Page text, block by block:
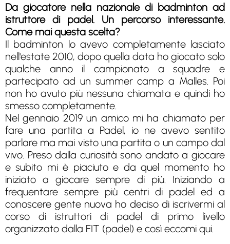
Da giocatore nella nazionale di badminton ad
istruttore di padel. Un percorso interessante.
Come mai questa scelta?
Il badminton lo avevo completamente lasciato
nell'estate 2010, dopo quella data ho giocato solo
qualche anno il campionato a squadre e
partecipato ad un summer camp a Malles. Poi
non ho avuto più nessuna chiamata e quindi ho
smesso completamente.
Nel gennaio 2019 un amico mi ha chiamato per
fare una partita a Padel, io ne avevo sentito
parlare ma mai visto una partita o un campo dal
vivo. Preso dalla curiosità sono andato a giocare
e subito mi è piaciuto e da quel momento ho
iniziato a giocare sempre di più. Iniziando a
frequentare sempre più centri di padel ed a
conoscere gente nuova ho deciso di iscrivermi al
corso di istruttori di padel di primo livello
organizzato dalla FIT (padel) e così eccomi qui.